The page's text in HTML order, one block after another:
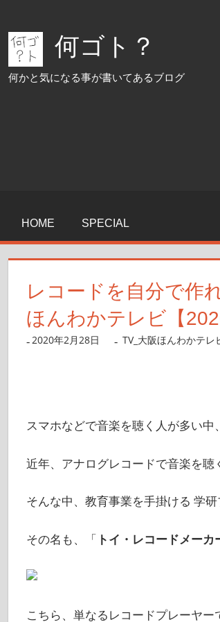
ン
ン
何ゴト？
何かと気になる事が書いてあるブログ
HOME SPECIAL
レコードを自分で作
ほんわかテレビ【
2020年2月28日 nanigoto
TV_大阪ほんわかテレ
スマホなどで音楽を聴く人が多い中、
近年、アナログレコードで音楽を聴
そんな中、教育事業を手掛ける 学
その名も、「 トイ・レコードメーカ
こちら、単なるレコードプレーヤー